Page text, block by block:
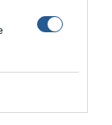
Osapian
παρόλα
την
µε µολύβι
δεν